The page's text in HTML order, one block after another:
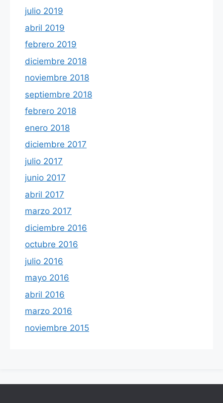
julio 2019
abril 2019
febrero 2019
diciembre 2018
noviembre 2018
septiembre 2018
febrero 2018
enero 2018
diciembre 2017
julio 2017
junio 2017
abril 2017
marzo 2017
diciembre 2016
octubre 2016
julio 2016
mayo 2016
abril 2016
marzo 2016
noviembre 2015